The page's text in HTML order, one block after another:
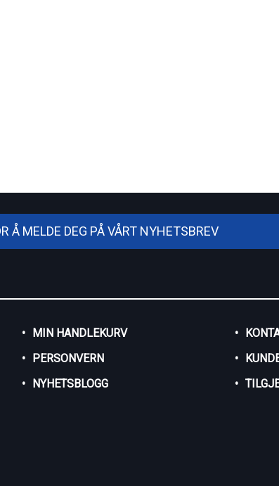
Å MELDE DEG PÅ VÅRT NYHETSBREV
MIN HANDLEKURV
PERSONVERN
NYHETSBLOGG